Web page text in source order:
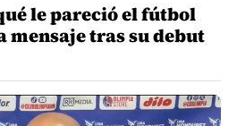
le pareció el fútbol
mensaje tras su debut